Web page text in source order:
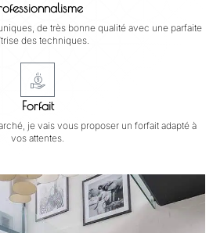
de très bonne qualité avec une parfaite
des techniques.
Forfait
je vais vous proposer un forfait adapté à
vos attentes.